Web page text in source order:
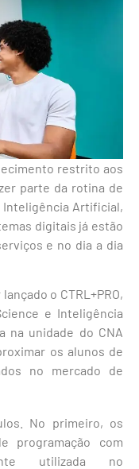
restrito aos
parte da rotina de
Artificial,
digitais já estão
e no dia a dia
o CTRL+PRO,
e Inteligência
na unidade do CNA
os alunos de
no mercado de
No primeiro, os
programação com
utilizada no